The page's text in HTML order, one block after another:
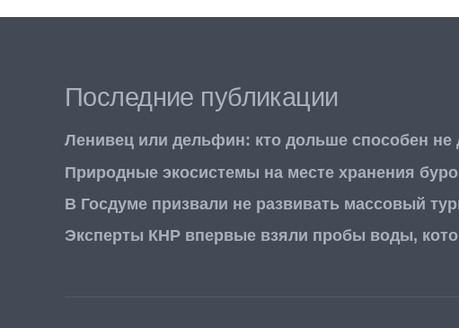
Последние публикации
Ленивец или дельфин: кто дольше способен
Природные экосистемы на месте хранения
В Госдуме призвали не развивать массовый
Эксперты КНР впервые взяли пробы воды,